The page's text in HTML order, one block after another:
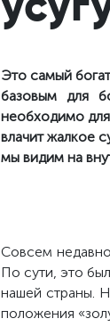
Это самый
базовым для
необходимо
влачит жалкое
мы видим на
Совсем
По сути, это
нашей страны.
положения